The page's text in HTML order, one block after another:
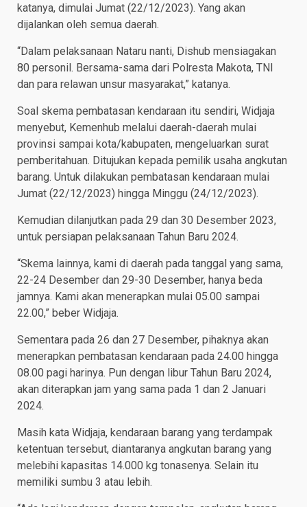
katanya, dimulai Jumat (22/12/2023). Yang akan
dijalankan oleh semua daerah.
“Dalam pelaksanaan Nataru nanti, Dishub mensiagakan
80 personil. Bersama-sama dari Polresta Makota, TNI
dan para relawan unsur masyarakat,” katanya.
Soal skema pembatasan kendaraan itu sendiri, Widjaja
menyebut, Kemenhub melalui daerah-daerah mulai
provinsi sampai kota/kabupaten, mengeluarkan surat
pemberitahuan. Ditujukan kepada pemilik usaha angkutan
barang. Untuk dilakukan pembatasan kendaraan mulai
Jumat (22/12/2023) hingga Minggu (24/12/2023).
Kemudian dilanjutkan pada 29 dan 30 Desember 2023,
untuk persiapan pelaksanaan Tahun Baru 2024.
“Skema lainnya, kami di daerah pada tanggal yang sama,
22-24 Desember dan 29-30 Desember, hanya beda
jamnya. Kami akan menerapkan mulai 05.00 sampai
22.00,” beber Widjaja.
Sementara pada 26 dan 27 Desember, pihaknya akan
menerapkan pembatasan kendaraan pada 24.00 hingga
08.00 pagi harinya. Pun dengan libur Tahun Baru 2024,
akan diterapkan jam yang sama pada 1 dan 2 Januari
2024.
Masih kata Widjaja, kendaraan barang yang terdampak
ketentuan tersebut, diantaranya angkutan barang yang
melebihi kapasitas 14.000 kg tonasenya. Selain itu
memiliki sumbu 3 atau lebih.